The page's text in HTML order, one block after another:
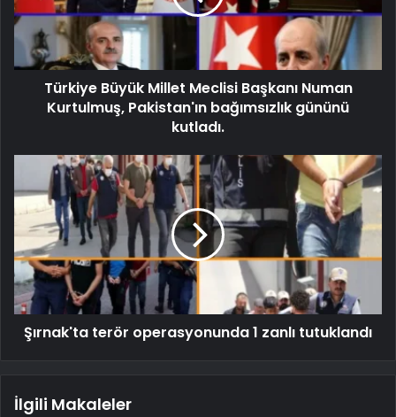
Türkiye Büyük Millet Meclisi Başkanı Numan
Kurtulmuş, Pakistan'ın bağımsızlık gününü
kutladı.
Şırnak'ta terör operasyonunda 1 zanlı tutuklandı
İlgili Makaleler